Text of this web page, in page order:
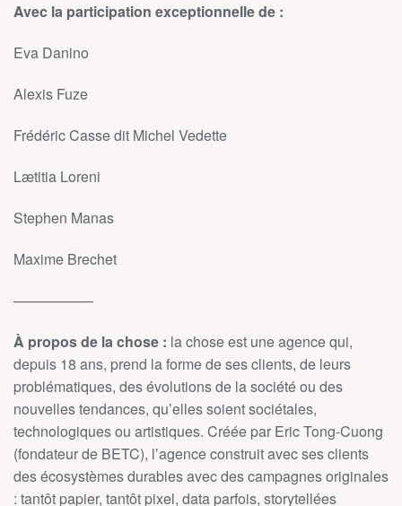
Avec la participation exceptionnelle de :
Eva Danino
Alexis Fuze
Frédéric Casse dit Michel Vedette
Lætitia Loreni
Stephen Manas
Maxime Brechet
—————–
À propos de la chose : la chose est une agence qui,
depuis 18 ans, prend la forme de ses clients, de leurs
problématiques, des évolutions de la société ou des
nouvelles tendances, qu’elles soient sociétales,
technologiques ou artistiques. Créée par Eric Tong-Cuong
(fondateur de BETC), l’agence construit avec ses clients
des écosystèmes durables avec des campagnes originales
: tantôt papier, tantôt pixel, data parfois, storytellées